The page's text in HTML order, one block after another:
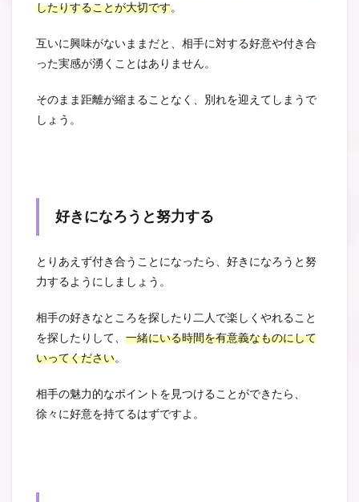
したりすることが大切です。
互いに興味がないままだと、相手に対する好意や付き合
った実感が湧くことはありません。
そのまま距離が縮まることなく、別れを迎えてしまうで
しょう。
好きになろうと努力する
とりあえず付き合うことになったら、好きになろうと努
力するようにしましょう。
相手の好きなところを探したり二人で楽しくやれること
を探したりして、 一緒にいる時間を有意義なものにして
いってください。
相手の魅力的なポイントを見つけることができたら、
徐々に好意を持てるはずですよ。